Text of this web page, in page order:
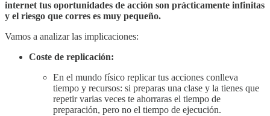
internet tus oportunidades de acción son prácticamente infinitas
y el riesgo que corres es muy pequeño.
Vamos a analizar las implicaciones:
Coste de replicación:
En el mundo físico replicar tus acciones conlleva
tiempo y recursos: si preparas una clase y la tienes que
repetir varias veces te ahorraras el tiempo de
preparación, pero no el tiempo de ejecución.